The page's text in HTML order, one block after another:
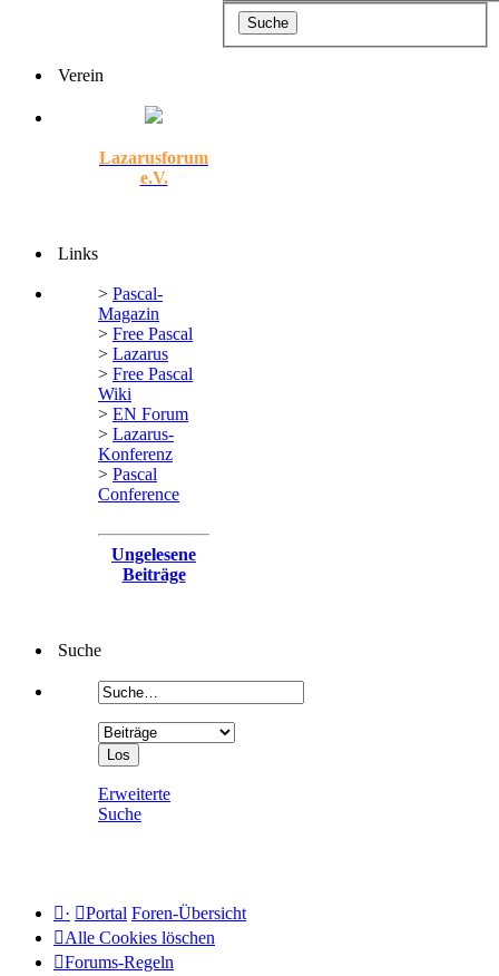
Verein
Lazarusforum
e.V.
Links
> Pascal-
Magazin
> Free Pascal
> Lazarus
> Free Pascal
Wiki
> EN Forum
> Lazarus-
Konferenz
> Pascal
Conference
Ungelesene
Beiträge
Suche
Erweiterte
Suche
· Portal Foren-Übersicht
Alle Cookies löschen
Forums-Regeln